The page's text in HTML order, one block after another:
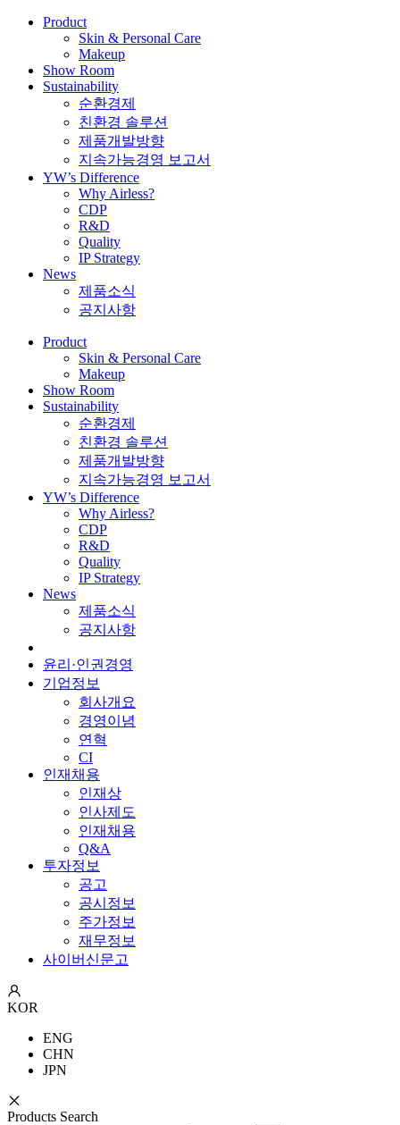
Product
Skin & Personal Care
Makeup
Show Room
Sustainability
순환경제
친환경 솔루션
제품개발방향
지속가능경영 보고서
YW’s Difference
Why Airless?
CDP
R&D
Quality
IP Strategy
News
제품소식
공지사항
Product
Skin & Personal Care
Makeup
Show Room
Sustainability
순환경제
친환경 솔루션
제품개발방향
지속가능경영 보고서
YW’s Difference
Why Airless?
CDP
R&D
Quality
IP Strategy
News
제품소식
공지사항
윤리·인권경영
기업정보
회사개요
경영이념
연혁
CI
인재채용
인재상
인사제도
인재채용
Q&A
투자정보
공고
공시정보
주가정보
재무정보
사이버신문고
KOR
ENG
CHN
JPN
Products Search